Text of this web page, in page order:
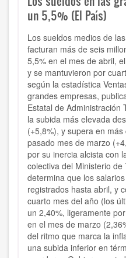
un 5,5% (El País)
Los sueldos medios de
facturan más de seis
5,5% en el mes de abril,
y se mantuvieron por
según la estadística
grandes empresas,
Estatal de Administración
la subida más elevada
(+5,8%), y supera en
pasado mes de marzo
por su inercia alcista con
colectiva del Ministerio
determina que los
registrados hasta abril, y
cuarto mes del año (los
un 2,40%, ligeramente
en el mes de marzo
del ritmo que marca la
una subida inferior en